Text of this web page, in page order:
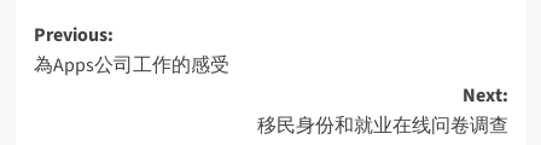
Post
navigation
Previous:
為Apps公司工作的感受
Next:
移民身份和就业在线问卷调查